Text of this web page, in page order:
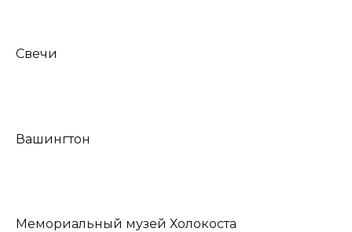
Свечи
Вашингтон
Мемориальный музей Холокоста